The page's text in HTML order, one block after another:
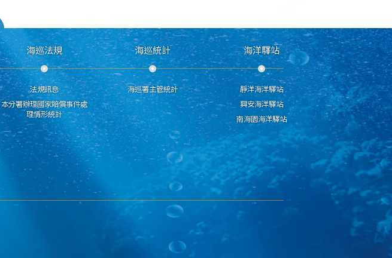
海巡法規
法規訊息
本分署辦理國家賠償事件處
理情形統計
海巡統計
海巡署主管統計
海洋驛站
靜洋海洋驛站
興安海洋驛站
南海園海洋驛站